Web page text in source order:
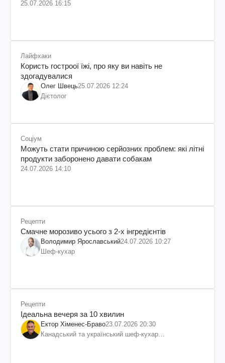
25.07.2026 16:15
Лайфхаки
Користь гостроої їжі, про яку ви навіть не
здогадувалися
Олег Швець25.07.2026 12:24
Дієтолог
Соціум
Можуть стати причиною серйозних проблем: які літні
продукти заборонено давати собакам
24.07.2026 14:10
Рецепти
Смачне морозиво усього з 2-х інгредієнтів
Володимир Ярославський24.07.2026 10:27
Шеф-кухар
Рецепти
Ідеальна вечеря за 10 хвилин
Ектор Хіменес-Браво23.07.2026 20:30
Канадський та український шеф-кухар